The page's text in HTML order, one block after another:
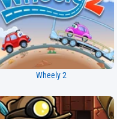
Wheely 2